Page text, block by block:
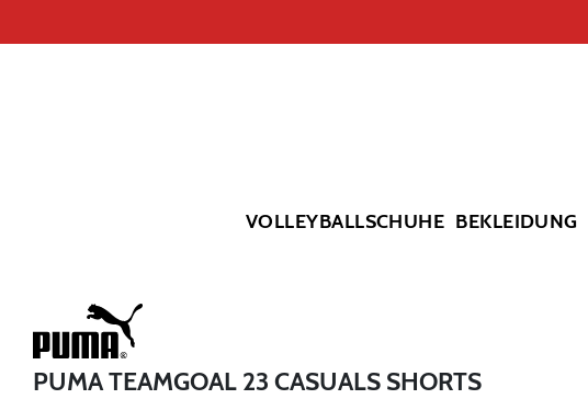
VOLLEYBALLSCHUHE BEKLEIDUNG
PUMA TEAMGOAL 23 CASUALS SHORTS